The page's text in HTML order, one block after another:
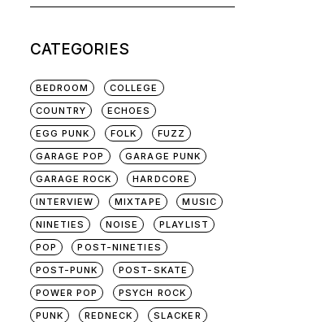
CATEGORIES
BEDROOM
COLLEGE
COUNTRY
ECHOES
EGG PUNK
FOLK
FUZZ
GARAGE POP
GARAGE PUNK
GARAGE ROCK
HARDCORE
INTERVIEW
MIXTAPE
MUSIC
NINETIES
NOISE
PLAYLIST
POP
POST-NINETIES
POST-PUNK
POST-SKATE
POWER POP
PSYCH ROCK
PUNK
REDNECK
SLACKER